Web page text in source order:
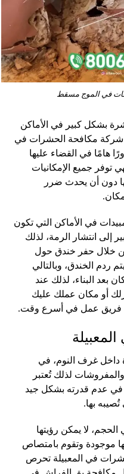
في الموج مسقط
بشكل كبير في الأماكن
شركة مكافحة الحشرات في
هامًا في القضاء عليها
توفر جميع الإمكانيات
دون أن يحدث ضرر
في الأماكن التي تكون
إلى انتشار الرمة، لذلك
خلال حفر خندق حول
ردم الخندق، وبالتالي
بعد البناء، لذلك عند
أو مكان عملك عليك
فريق عمل في أسرع وقت.
داخل غرف النوم، في
لذلك تُعتبر
في عدم قدرته بشكل جيد
بها.
لا يمكن رؤيتها
موجودة وتقوم بامتصاص
في المعبيلة تحرص